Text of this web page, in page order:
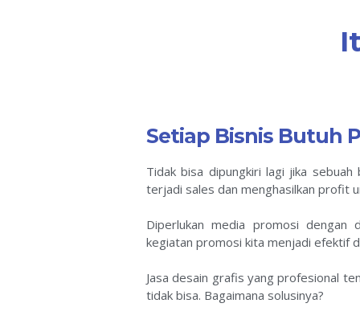
Setiap Bisnis Butuh
Tidak bisa dipungkiri lagi jika
terjadi sales dan menghasilkan profit
Diperlukan media promosi dengan
kegiatan promosi kita menjadi efektif
Jasa desain grafis yang profesional
tidak bisa. Bagaimana solusinya?